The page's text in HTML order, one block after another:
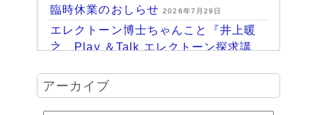
臨時休業のおしらせ 2026年7月29日
エレクトーン博士ちゃんこと『井上暖
之 Play ＆Talk エレクトーン探求講
ハッピーパーク終了♪
アーカイブ